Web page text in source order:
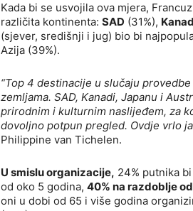
Kada bi se usvojila ova mjera,
različita kontinenta: SAD (31%),
(sjever, središnji i jug) bio bi
Azija (39%).
“Top 4 destinacije u slučaju
zemljama. SAD, Kanadi, Japanu i
prirodnim i kulturnim naslijeđem, za
dovoljno potpun pregled. Ovdje vrlo
Philippine van Tichelen.
U smislu organizacije, 24% putnika
od oko 5 godina, 40% na razdoblje
oni u dobi od 65 i više godina